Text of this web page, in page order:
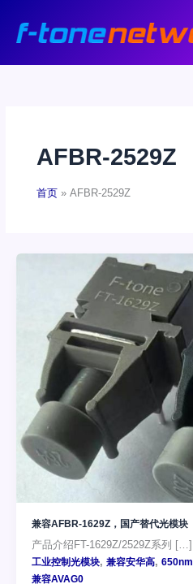
AFBR-2529Z
首页 AFBR-2529Z
兼容AFBR-1629Z，国产替代光模块
产品介绍FT-1629Z/2529Z系列 […]
工业控制光模块, 兼容安华高, 650nm
兼容AVAG0